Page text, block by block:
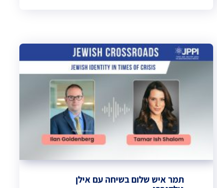
תמר איש שלום בשיחה עם אילן